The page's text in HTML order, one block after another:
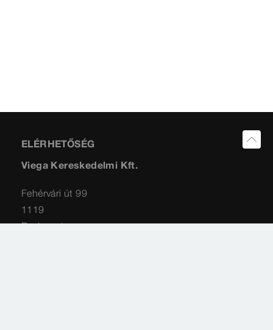
ELÉRHETŐSÉG
Viega Kereskedelmi Kft.
Fehérvári út 99
1119
Budapest